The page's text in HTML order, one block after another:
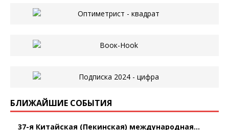
БЛИЖАЙШИЕ СОБЫТИЯ
37-я Китайская (Пекинская) международная...